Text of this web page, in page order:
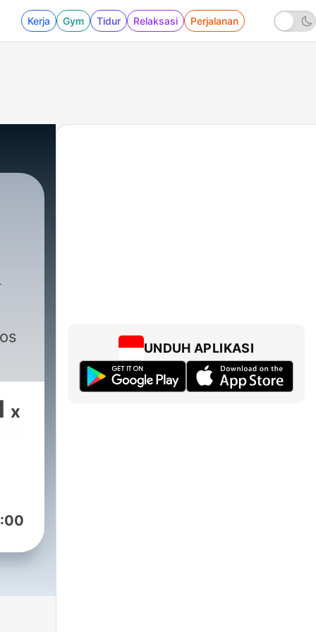
Kerja Gym Tidur Relaksasi Perjalanan
x
UNDUH APLIKASI